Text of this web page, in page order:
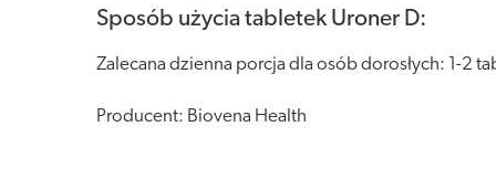
Sposób użycia tabletek Uroner D:
Zalecana dzienna porcja dla osób dorosłych: 1-2
Producent: Biovena Health